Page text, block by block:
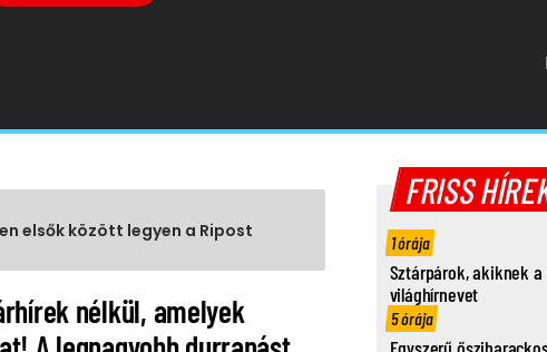
elsők között legyen a Ripost
nélkül, amelyek
FRISS
1 órája
Sztárpárok, akiknek
világhírnevet
5 órája